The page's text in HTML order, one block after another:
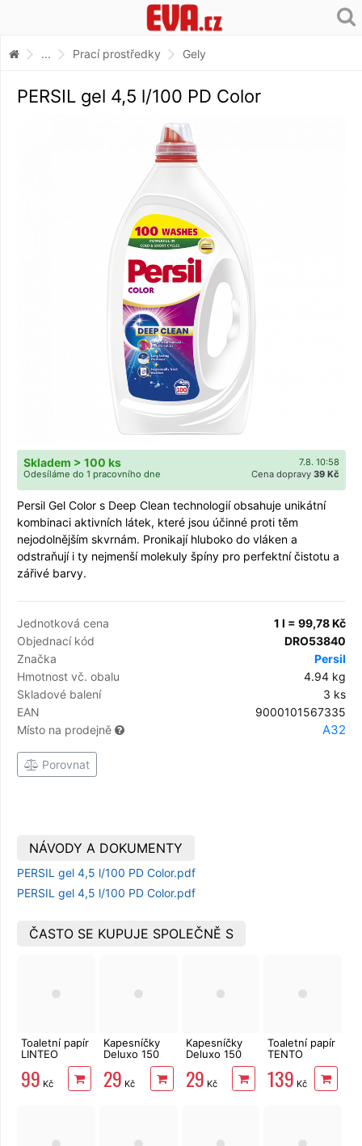
... Prací prostředky Gely
PERSIL gel 4,5 l/100 PD Color
7.8. 10:58
Skladem > 100 ks
Cena dopravy 39 Kč
Odesíláme do 1 pracovního dne
Persil Gel Color s Deep Clean technologií obsahuje unikátní
kombinaci aktivních látek, které jsou účinné proti těm
nejodolnějším skvrnám. Pronikají hluboko do vláken a
odstraňují i ty nejmenší molekuly špíny pro perfektní čistotu a
zářivé barvy.
Jednotková cena
1 l = 99,78 Kč
Objednací kód
DRO53840
Značka
Persil
Hmotnost vč. obalu
4.94 kg
Skladové balení
3 ks
EAN
9000101567335
Místo na prodejně
A32
Porovnat
NÁVODY A DOKUMENTY
PERSIL gel 4,5 l/100 PD Color.pdf
PERSIL gel 4,5 l/100 PD Color.pdf
ČASTO SE KUPUJE SPOLEČNĚ S
Toaletní papír
LINTEO
3vrstvý 16
rolí, 240 m
99 Kč
Kapesníčky
Deluxo 150
ks 3vrstvé v
krabičce,
zvířátka
29 Kč
Kapesníčky
Deluxo 150
ks 3vrstvé v
krabičce,
šedé květy
29 Kč
Toaletní papír
TENTO
Delicate
3vrstvý 24
139 Kč